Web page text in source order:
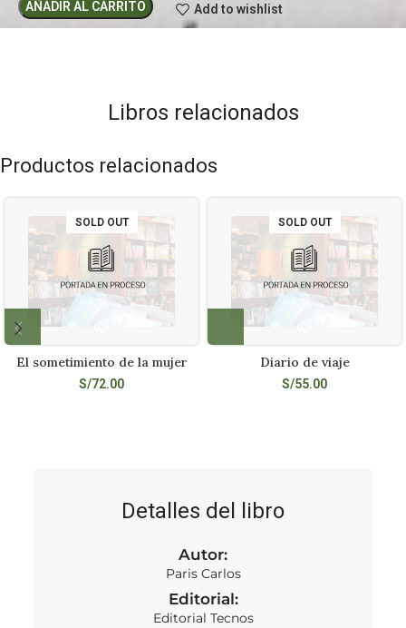
AÑADIR AL CARRITO Add to wishlist
Libros relacionados
Productos relacionados
SOLD OUT
El sometimiento de la mujer
S/72.00
SOLD OUT
Diario de viaje
S/55.00
Detalles del libro
Autor:
Paris Carlos
Editorial:
Editorial Tecnos